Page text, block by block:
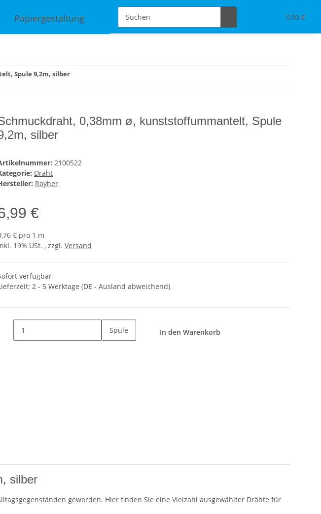
0,00 €
Papiergestaltung Schmuckdesign Tischdeko & Accessoires
Spule 9,2m, silber
0,38mm ø, kunststoffummantelt, Spule
silber
2100522
Draht
Rayher
€
€ pro 1 m
19% USt. , zzgl. Versand
verfügbar
2 - 5 Werktage (DE - Ausland abweichend)
Spule In den Warenkorb
silber
geworden. Hier finden Sie eine Vielzahl ausgewählter Drähte für